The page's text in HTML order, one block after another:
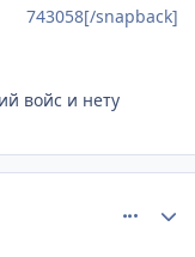
743058[/snapback]
войс и нету